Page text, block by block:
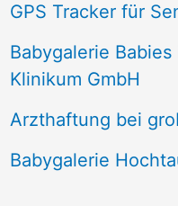
GPS Tracker für
Babygalerie
Klinikum GmbH
Arzthaftung bei
Babygalerie